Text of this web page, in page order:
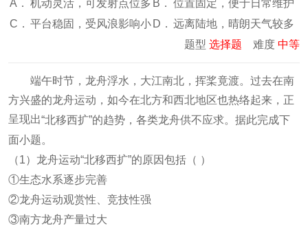
A． 机动灵活，可发射点位多 B． 位置固定，便于日常维护
C． 平台稳固，受风浪影响小 D． 远离陆地，晴朗天气较多
题型 选择题 难度 中等
端午时节，龙舟浮水，大江南北，挥桨竟渡。过去在南
方兴盛的龙舟运动，如今在北方和西北地区也热络起来，正
呈现出“北移西扩”的趋势，各类龙舟供不应求。据此完成下
面小题。
（1）龙舟运动“北移西扩”的原因包括（ ）
①生态水系逐步完善
②龙舟运动观赏性、竞技性强
③南方龙舟产量过大